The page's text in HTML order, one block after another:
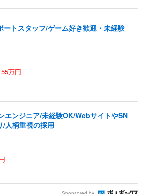
ートスタッフ/ゲーム好き歓迎・未経験
万円
エンジニア/未経験OK/WebサイトやSN
/人柄重視の採用